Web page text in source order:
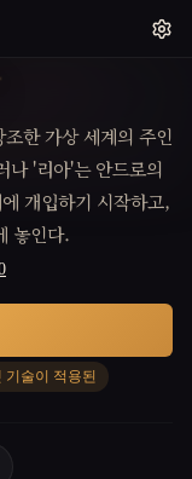
한 가상 세계의 주인
나 '리아'는 안드로의
개입하기 시작하고,
놓인다.
기술이 적용된